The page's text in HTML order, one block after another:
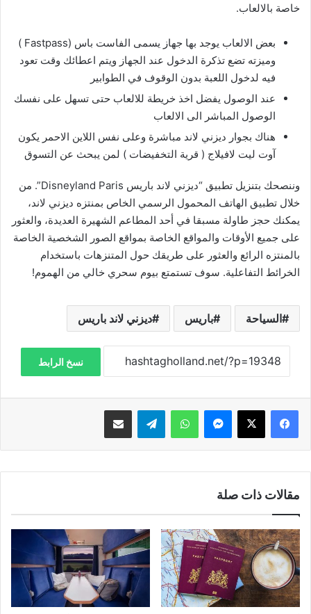
خاصة بالالعاب.
بعض الالعاب يوجد بها جهاز يسمى الفاست باس (Fastpass )
وميزته تضع تذكرة الدخول عند الجهاز ويتم اعطائك وقت تعود
فيه لدخول اللعبة بدون الوقوف في الطوابير
عند الوصول يفضل اخذ خريطة للالعاب حتى تسهل على نفسك
الوصول المباشر الى الالعاب
هناك بجوار ديزني لاند مباشرة وعلى نفس اللاين الاحمر يكون
آوت ليت لافيلاج ( قرية التخفيضات ) لمن يبحث عن التسوق
وننصحك بتنزيل تطبيق “ديزني لاند باريس Disneyland Paris”. من
خلال تطبيق الهاتف المحمول الرسمي الخاص بمنتزه ديزني لاند،
يمكنك حجز طاولة مسبقا في أحد المطاعم الشهيرة العديدة، والعثور
على جميع الأوقات والمواقع الخاصة بمواقع الصور الشخصية الخاصة
بالمنتزه الرائع والعثور على طريقك حول المتنزهات باستخدام
الخرائط التفاعلية. سوف تستمتع بيوم سحري خالي من الهموم!
السياحة باريس ديزني لاند باريس
نسخ الرابط
فيسبوك ‫X ماسنجر واتساب تيلقرام مشاركة عبر البريد
مقالات ذات صلة